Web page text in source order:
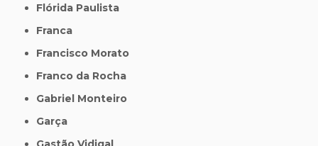
Flórida Paulista
Franca
Francisco Morato
Franco da Rocha
Gabriel Monteiro
Garça